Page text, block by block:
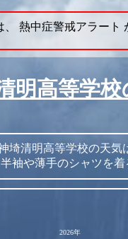
、 熱中症警戒アラート
明高等学校
埼清明高等学校の天気
半袖や薄手のシャツを着
2026年